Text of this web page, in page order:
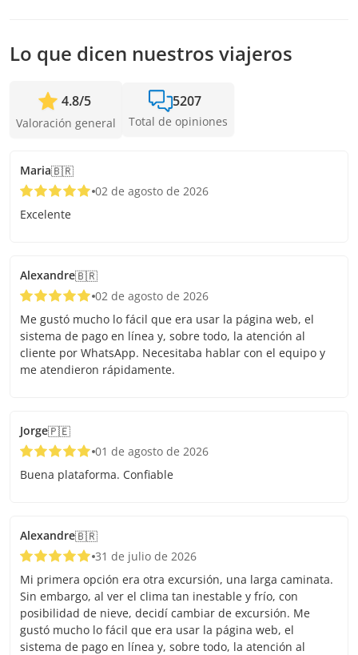
Lo que dicen nuestros viajeros
4.8/5
Valoración general
5207
Total de opiniones
Maria🇧🇷
02 de agosto de 2026
Excelente
Alexandre🇧🇷
02 de agosto de 2026
Me gustó mucho lo fácil que era usar la página web, el
sistema de pago en línea y, sobre todo, la atención al
cliente por WhatsApp. Necesitaba hablar con el equipo y
me atendieron rápidamente.
Jorge🇵🇪
01 de agosto de 2026
Buena plataforma. Confiable
Alexandre🇧🇷
31 de julio de 2026
Mi primera opción era otra excursión, una larga caminata.
Sin embargo, al ver el clima tan inestable y frío, con
posibilidad de nieve, decidí cambiar de excursión. Me
gustó mucho lo fácil que era usar la página web, el
sistema de pago en línea y, sobre todo, la atención al